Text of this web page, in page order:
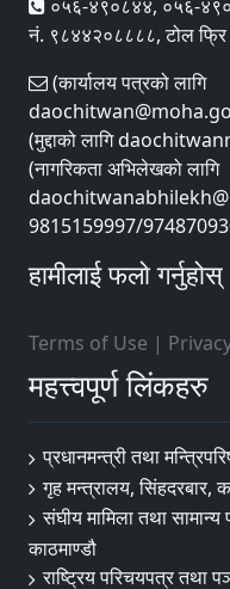
०५६-४९०८४४, ०५६-
नं. ९८४४२०८८८८, टोल
(कार्यालय पत्रको लागि
(मुद्दाको लागि
(नागरिकता अभिलेखको लागि
9815159997/
हामीलाई फलो गर्नुहोस्
Terms of Use |
महत्त्वपूर्ण लिंकहरु
प्रधानमन्त्री तथा
गृह मन्त्रालय, सिंहदरबार,
संघीय मामिला तथा
काठमाण्डौ
राष्ट्रिय परिचयपत्र तथा